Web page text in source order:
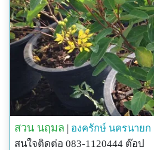
สวน นฤมล | องครักษ์ นครนายก
สนใจติดต่อ 083-1120444 ต๊อป